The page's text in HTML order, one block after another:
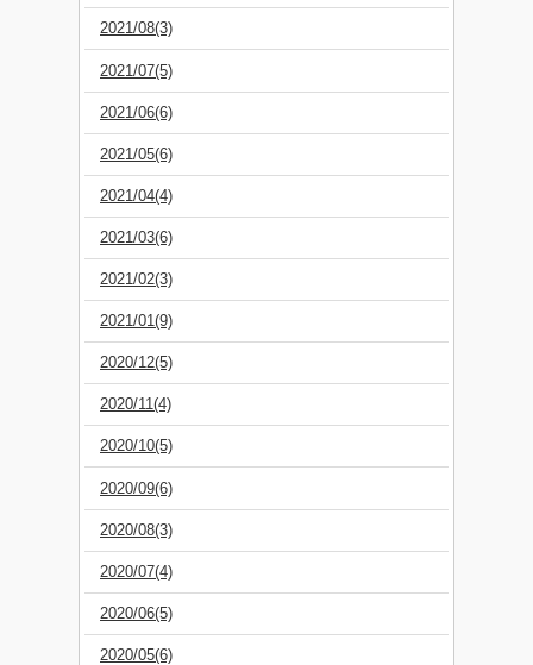
2021/08(3)
2021/07(5)
2021/06(6)
2021/05(6)
2021/04(4)
2021/03(6)
2021/02(3)
2021/01(9)
2020/12(5)
2020/11(4)
2020/10(5)
2020/09(6)
2020/08(3)
2020/07(4)
2020/06(5)
2020/05(6)